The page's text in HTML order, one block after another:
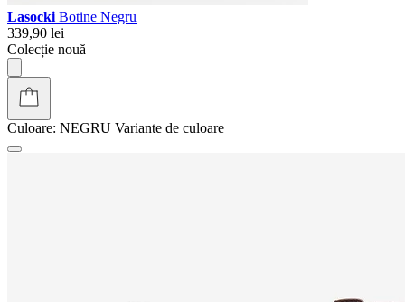
Lasocki Botine Negru
339,90 lei
Colecție nouă
Culoare: NEGRU Variante de culoare